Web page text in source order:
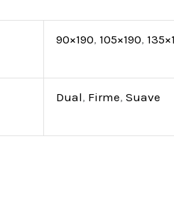
90×190, 105×190,
Dual, Firme, Suave